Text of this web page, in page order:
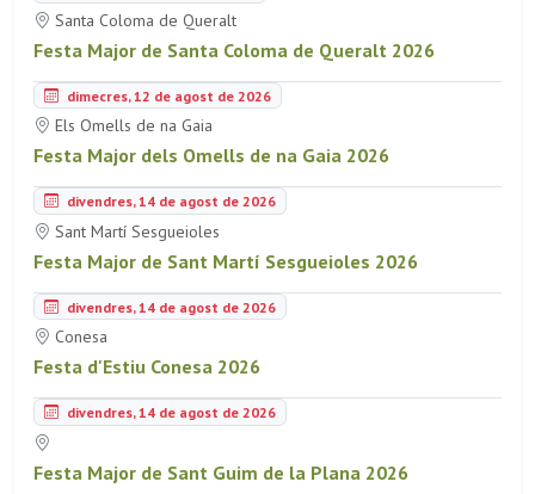
Santa Coloma de Queralt
Festa Major de Santa Coloma de Queralt 2026
dimecres, 12 de agost de 2026
Els Omells de na Gaia
Festa Major dels Omells de na Gaia 2026
divendres, 14 de agost de 2026
Sant Martí Sesgueioles
Festa Major de Sant Martí Sesgueioles 2026
divendres, 14 de agost de 2026
Conesa
Festa d'Estiu Conesa 2026
divendres, 14 de agost de 2026
Festa Major de Sant Guim de la Plana 2026